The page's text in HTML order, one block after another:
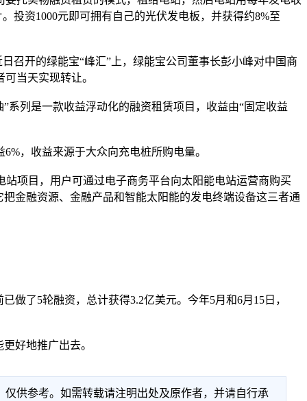
投资1000元即可拥有自己的光伏发电板，并获得约8%至
召开的绿能宝“峰汇”上，绿能宝公司董事长彭小峰对中国商
当天实现转让。
列是一款收益浮动化的融资租赁项目，收益由“固定收益
，收益来源于大众向充电桩所购电量。
项目，用户可通过电子商务平台向太阳能电站运营商购买
金融资源、金融产品和智能太阳能的发电终端设备这三者通
了5轮融资，总计获得3.2亿美元。今年5月和6月15日，
好地推广出去。
供参考。如需转载请注明出处及原作者，并请自行承